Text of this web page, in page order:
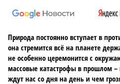
Природа постоянно вступает в
она стремится всё на планете
не особенно церемонится с
массовые катастрофы в прошлом
ждут нас со дня на день и чем